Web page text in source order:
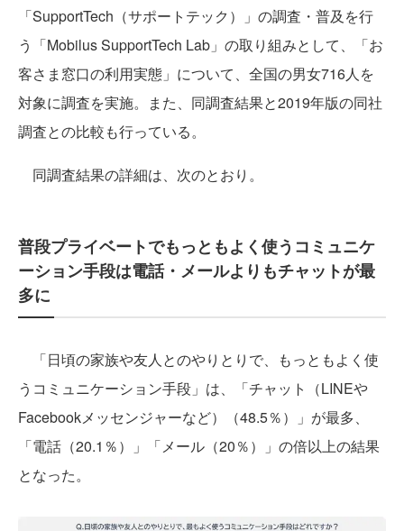
「SupportTech（サポートテック）」の調査・普及を行
う「Mobilus SupportTech Lab」の取り組みとして、「お
客さま窓口の利用実態」について、全国の男女716人を
対象に調査を実施。また、同調査結果と2019年版の同社
調査との比較も行っている。
同調査結果の詳細は、次のとおり。
普段プライベートでもっともよく使うコミュニケ
ーション手段は電話・メールよりもチャットが最
多に
「日頃の家族や友人とのやりとりで、もっともよく使
うコミュニケーション手段」は、「チャット（LINEや
Facebookメッセンジャーなど）（48.5％）」が最多、
「電話（20.1％）」「メール（20％）」の倍以上の結果
となった。